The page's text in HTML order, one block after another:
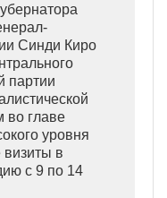
Синди Киро
партии
во главе
уровня
визиты в
с 9 по 14